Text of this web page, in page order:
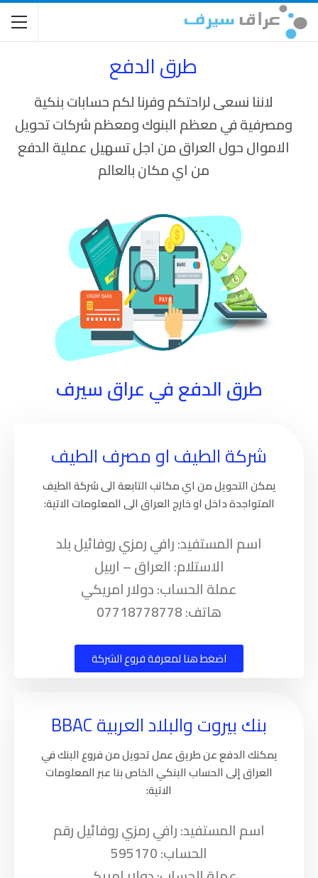
طرق الدفع​
لاننا نسعى لراحتكم وفرنا لكم حسابات بنكية
ومصرفية في معظم البنوك ومعظم شركات تحويل
الاموال حول العراق من اجل تسهيل عملية الدفع
من اي مكان بالعالم
طرق الدفع​ في عراق سيرف
شركة الطيف او مصرف الطيف
يمكن التحويل من اي مكاتب التابعة الى شركة الطيف
المتواجدة داخل او خارج العراق الى المعلومات الاتية:
اسم المستفيد: رافي رمزي روفائيل بلد
الاستلام: العراق – اربيل
عملة الحساب: دولار امريكي
هاتف: 07718778778
اضغط هنا لمعرفة فروع الشركة
بنك بيروت والبلاد العربية BBAC
يمكنك الدفع عن طريق عمل تحويل من فروع البنك في
العراق إلى الحساب البنكي الخاص بنا عبر المعلومات
الاتية:
اسم المستفيد: رافي رمزي روفائيل رقم
الحساب: 595170